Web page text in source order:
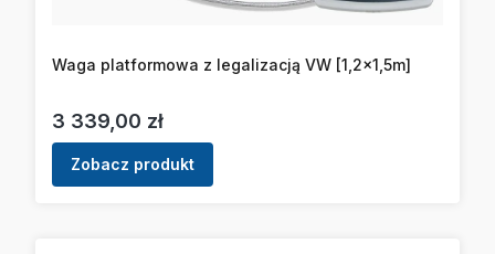
Waga platformowa z legalizacją VW [1,2x1,5m]
Cena
3 339,00 zł
Zobacz produkt